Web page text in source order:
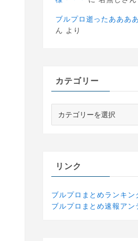
ブルプロ逝ったあああ
ん より
カテゴリー
リンク
ブルプロまとめランキン
ブルプロまとめ速報アン